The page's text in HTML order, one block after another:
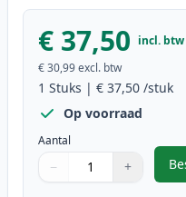
€ 37,50 incl. btw
€ 30,99excl. btw
1 Stuks | € 37,50 /stuk
Op voorraad
Aantal
Gebruik de knoppen
− +
1